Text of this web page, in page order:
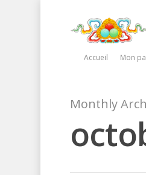
Accueil Mon
Monthly